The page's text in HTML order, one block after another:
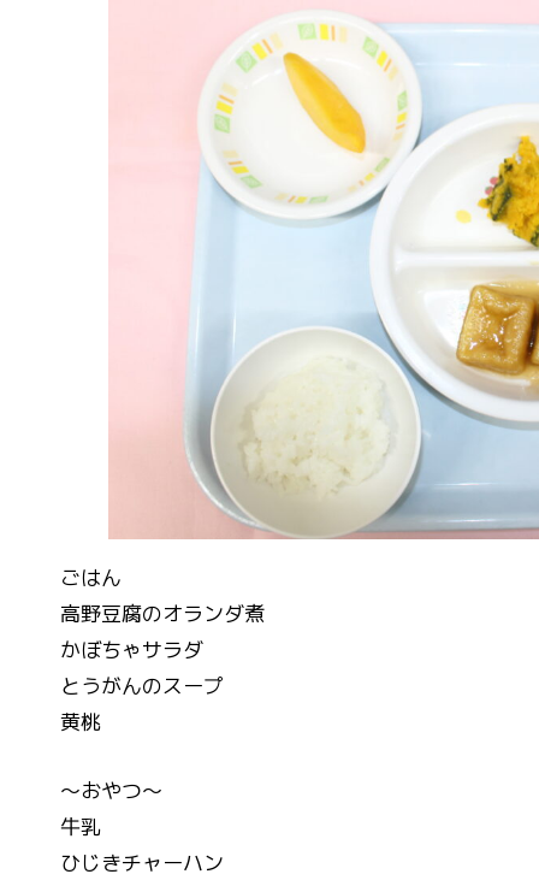
ごはん
高野豆腐のオランダ煮
かぼちゃサラダ
とうがんのスープ
黄桃
～おやつ～
牛乳
ひじきチャーハン